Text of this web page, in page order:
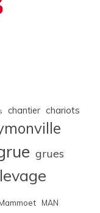
chantier chariots
grues
levage
MAN